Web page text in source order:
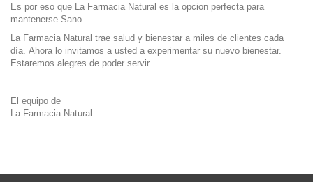
Es por eso que
La Farmacia Natural es la opcion perfecta para
mantenerse Sano.
La Farmacia Natural trae salud y bienestar a miles de clientes cada
día. Ahora lo invitamos a usted a experimentar su nuevo bienestar.
Estaremos alegres de poder servir.
El equipo de
La Farmacia Natural